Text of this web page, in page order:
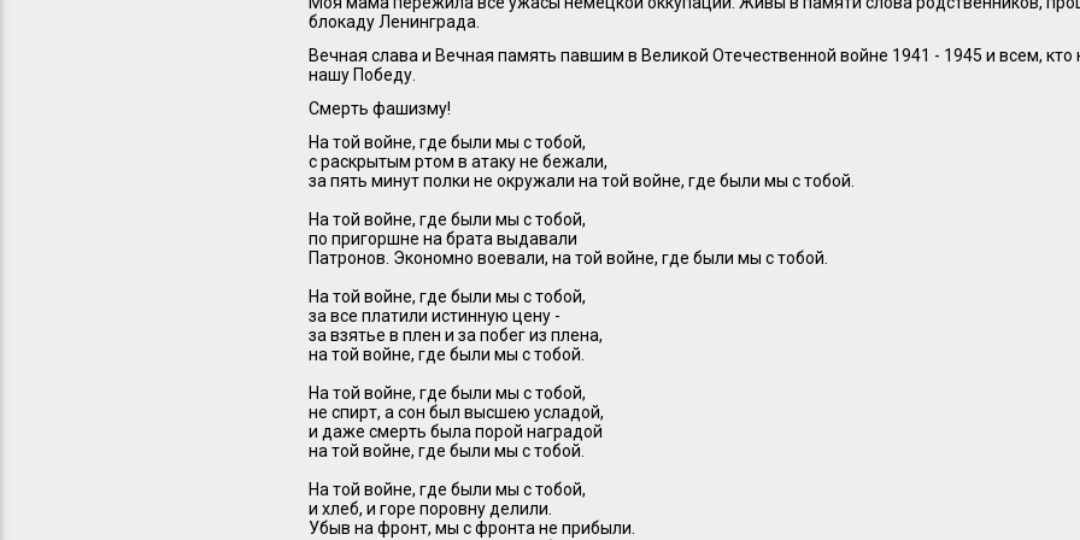
блокаду Ленинграда.
Вечная слава и Вечная память павшим в Великой Отечественной войне 1941 - 1945 и всем, кто
нашу Победу.
Смерть фашизму!
На той войне, где были мы с тобой,
с раскрытым ртом в атаку не бежали,
за пять минут полки не окружали на той войне, где были мы с тобой.
На той войне, где были мы с тобой,
по пригоршне на брата выдавали
Патронов. Экономно воевали, на той войне, где были мы с тобой.
На той войне, где были мы с тобой,
за все платили истинную цену -
за взятье в плен и за побег из плена,
на той войне, где были мы с тобой.
На той войне, где были мы с тобой,
не спирт, а сон был высшею усладой,
и даже смерть была порой наградой
на той войне, где были мы с тобой.
На той войне, где были мы с тобой,
и хлеб, и горе поровну делили.
Убыв на фронт, мы с фронта не прибыли.